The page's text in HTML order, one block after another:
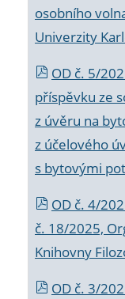
osobního
Univerzity
OD č. 5/
příspěvku ze
z úvěru na
z účelového
s bytovými
OD č. 4/
č. 18/2025,
Knihovny
OD č. 3/